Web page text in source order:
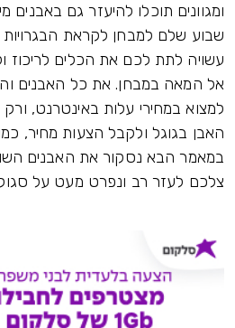
ומגוונים תוכלו להיעזר גם
שבוע שלם למבחן לקראת
עשויה לתת לכם את הכלים לריכוז
אל המאה במבחן. את כל האבנים
למצוא במחירי עלות באינטרנט,
האבן בגוגל ולקבל הצעות מחיר,
במאמר הבא נסקור את האבנים
צלכם לעזר רב ונפרט מעט על